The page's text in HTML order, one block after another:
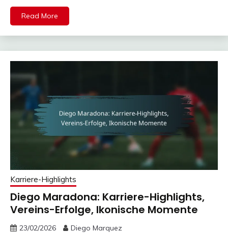
Read More
Karriere-Highlights
Diego Maradona: Karriere-Highlights,
Vereins-Erfolge, Ikonische Momente
23/02/2026 Diego Marquez